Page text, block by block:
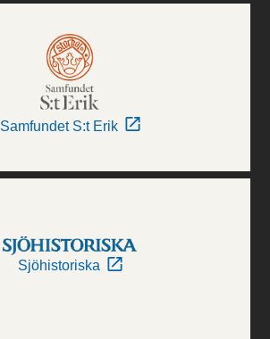
Samfundet S:t Erik
Sjöhistoriska